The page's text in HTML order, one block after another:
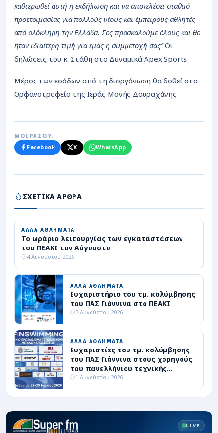
καθιερωθεί αυτή η εκδήλωση και να αποτελέσει σταθμό
προετοιμασίας για πολλούς νέους και έμπειρους αθλητές
από ολόκληρη την Ελλάδα. Σας προσκαλούμε όλους και θα
ήταν ιδιαίτερη τιμή για εμάς η συμμετοχή σας”Οι
δηλώσεις του κ. Στάθη στο Δυναμικά Apex Sports
Μέρος των εσόδων από τη διοργάνωση θα δοθεί στο
Ορφανοτροφείο της Ιεράς Μονής Δουραχάνης
ΜΟΙΡΑΣΟΥ:
Facebook
X WhatsApp
ΣΧΕΤΙΚΑ ΑΡΘΡΑ
ΑΛΛΑ ΑΘΛΗΜΑΤΑ
Το ωράριο λειτουργίας των εγκαταστάσεων
του ΠΕΑΚΙ τον Αύγουστο
4 Αυγούστου 2026
ΑΛΛΑ ΑΘΛΗΜΑΤΑ
Ευχαριστήριο του τμ. κολύμβησης
του ΠΑΣ Γιάννινα στο ΠΕΑΚΙ
3 Αυγούστου 2026
ΑΛΛΑ ΑΘΛΗΜΑΤΑ
Ευχαριστίες του τμ. κολύμβησης
του ΠΑΣ Γιάννινα στους χορηγούς
του πανελλήνιου τεχνικής
κολύμβησης
1 Αυγούστου 2026
LIVE